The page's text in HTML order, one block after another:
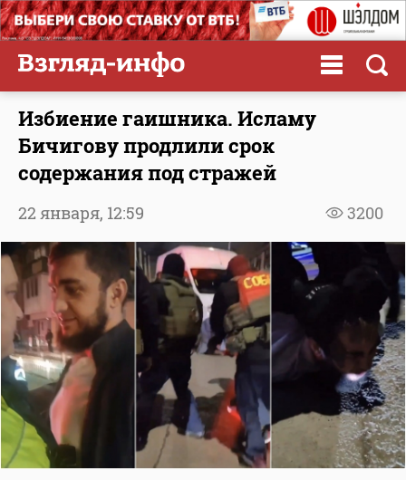
Избиение гаишника. Исламу
Бичигову продлили срок
содержания под стражей
3200
22 января, 12:59